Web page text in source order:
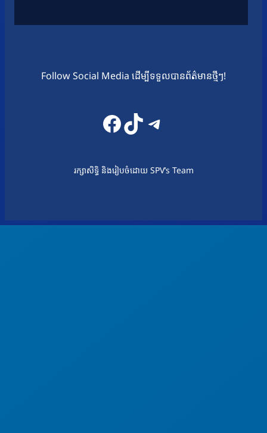
Follow Social Media ដើម្បីទទួលបានព័ត៌មានថ្មីៗ!
Facebook
TikTokTelegram
រក្សាសិទ្ធិ និងរៀបចំដោយ SPV’s Team